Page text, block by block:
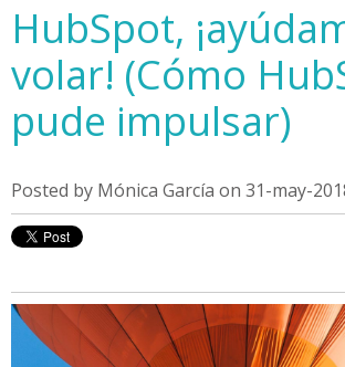
HubSpot,
volar! (Cómo
pude impulsar)
Posted by Mónica García on 31-may-